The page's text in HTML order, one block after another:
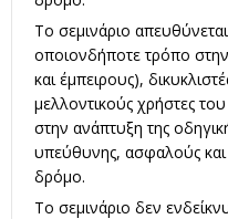
Το σεμινάριο
οποιονδήποτε τρόπο
και έμπειρους),
μελλοντικούς χρήστες
στην ανάπτυξη της
υπεύθυνης, ασφαλούς
δρόμο.
Το σεμινάριο δεν